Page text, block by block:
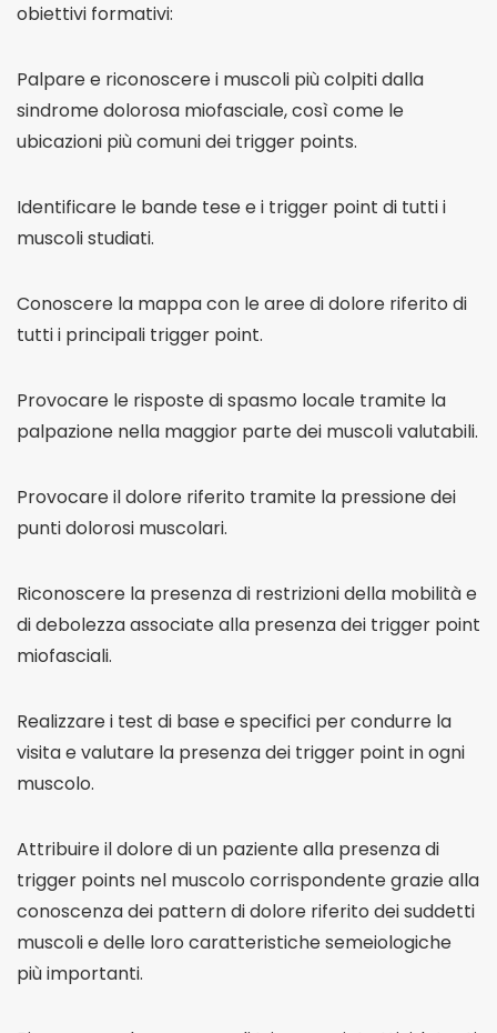
obiettivi formativi:
Palpare e riconoscere i muscoli più colpiti dalla
sindrome dolorosa miofasciale, così come le
ubicazioni più comuni dei trigger points.
Identificare le bande tese e i trigger point di tutti i
muscoli studiati.
Conoscere la mappa con le aree di dolore riferito di
tutti i principali trigger point.
Provocare le risposte di spasmo locale tramite la
palpazione nella maggior parte dei muscoli valutabili.
Provocare il dolore riferito tramite la pressione dei
punti dolorosi muscolari.
Riconoscere la presenza di restrizioni della mobilità e
di debolezza associate alla presenza dei trigger point
miofasciali.
Realizzare i test di base e specifici per condurre la
visita e valutare la presenza dei trigger point in ogni
muscolo.
Attribuire il dolore di un paziente alla presenza di
trigger points nel muscolo corrispondente grazie alla
conoscenza dei pattern di dolore riferito dei suddetti
muscoli e delle loro caratteristiche semeiologiche
più importanti.